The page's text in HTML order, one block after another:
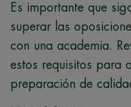
Es importante que
superar las
con una academia.
estos requisitos para
preparación de